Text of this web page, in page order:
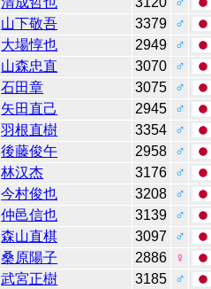
山下敬吾 3379
♂
大場惇也 2949
♂
山森忠直 3070
♂
石田章 3075
♂
矢田直己 2945
♂
羽根直樹 3354
♂
後藤俊午 2958
♂
林汉杰 3176
♂
今村俊也 3208
♂
仲邑信也 3139
♂
森山直棋 3097
♂
桑原陽子 2886
♀
武宮正樹 3185
♂